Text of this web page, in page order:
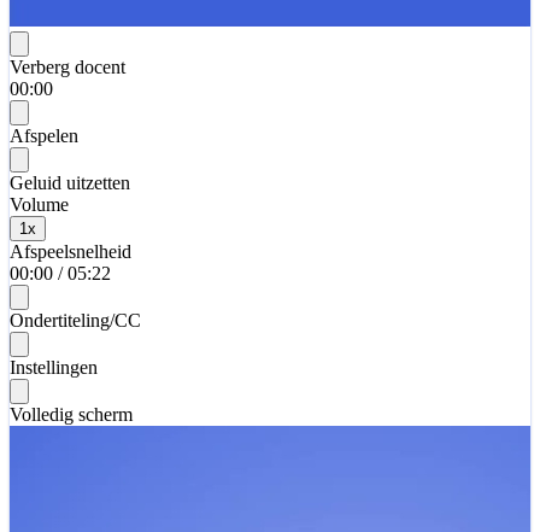
Verberg docent
00:00
Afspelen
Geluid uitzetten
Volume
1 x
Afspeelsnelheid
00:00 / 05:22
Ondertiteling/CC
Instellingen
Volledig scherm